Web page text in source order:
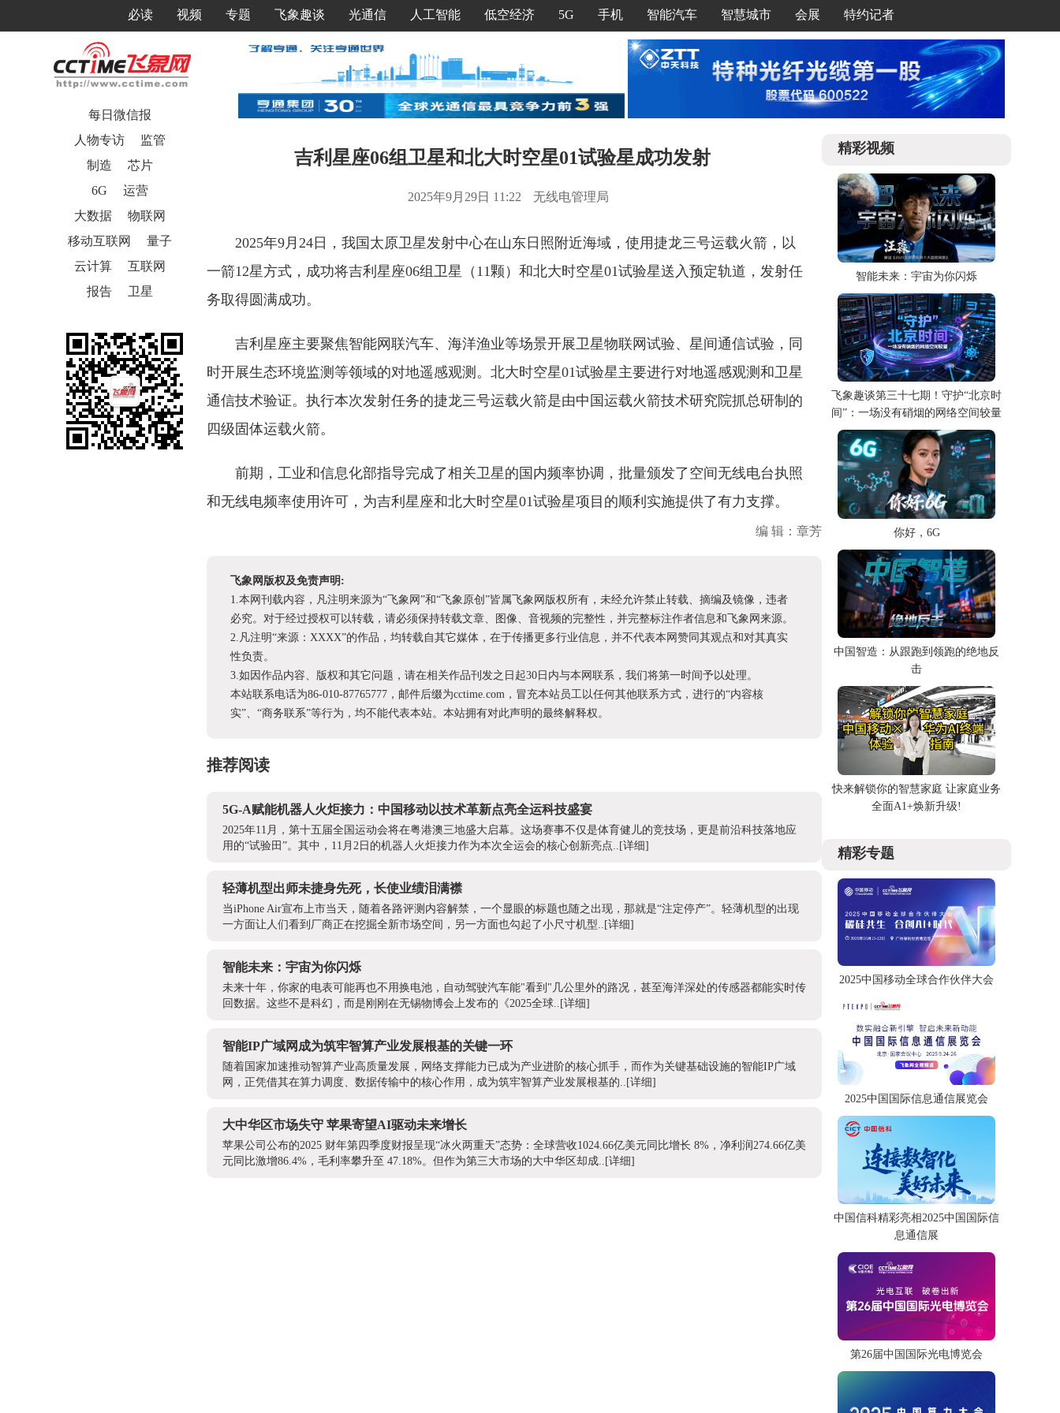
必读 视频 专题 飞象趣谈 光通信 人工智能 低空经济 5G 手机 智能汽车 智慧城市 会展 特约记者
每日微信报
人物专访
监管
制造
芯片
6G
运营
大数据
物联网
移动互联网
量子
云计算
互联网
报告
卫星
吉利星座06组卫星和北大时空星01试验星成功发射
2025年9月29日 11:22 无线电管理局
2025年9月24日，我国太原卫星发射中心在山东日照附近海域，使用捷龙三号运载火箭，以
一箭12星方式，成功将吉利星座06组卫星（11颗）和北大时空星01试验星送入预定轨道，发射任
务取得圆满成功。
吉利星座主要聚焦智能网联汽车、海洋渔业等场景开展卫星物联网试验、星间通信试验，同
时开展生态环境监测等领域的对地遥感观测。北大时空星01试验星主要进行对地遥感观测和卫星
通信技术验证。执行本次发射任务的捷龙三号运载火箭是由中国运载火箭技术研究院抓总研制的
四级固体运载火箭。
前期，工业和信息化部指导完成了相关卫星的国内频率协调，批量颁发了空间无线电台执照
和无线电频率使用许可，为吉利星座和北大时空星01试验星项目的顺利实施提供了有力支撑。
编 辑：章芳
飞象网版权及免责声明:
1.本网刊载内容，凡注明来源为“飞象网”和“飞象原创”皆属飞象网版权所有，未经允许禁止转载、摘编及镜像，违者
必究。对于经过授权可以转载，请必须保持转载文章、图像、音视频的完整性，并完整标注作者信息和飞象网来源。
2.凡注明“来源：XXXX”的作品，均转载自其它媒体，在于传播更多行业信息，并不代表本网赞同其观点和对其真实
性负责。
3.如因作品内容、版权和其它问题，请在相关作品刊发之日起30日内与本网联系，我们将第一时间予以处理。
本站联系电话为86-010-87765777，邮件后缀为cctime.com，冒充本站员工以任何其他联系方式，进行的“内容核
实”、“商务联系”等行为，均不能代表本站。本站拥有对此声明的最终解释权。
推荐阅读
5G-A赋能机器人火炬接力：中国移动以技术革新点亮全运科技盛宴
2025年11月，第十五届全国运动会将在粤港澳三地盛大启幕。这场赛事不仅是体育健儿的竞技场，更是前沿科技落地应
用的“试验田”。其中，11月2日的机器人火炬接力作为本次全运会的核心创新亮点.. [详细]
轻薄机型出师未捷身先死，长使业绩泪满襟
当iPhone Air宣布上市当天，随着各路评测内容解禁，一个显眼的标题也随之出现，那就是“注定停产”。轻薄机型的出现
一方面让人们看到厂商正在挖掘全新市场空间，另一方面也勾起了小尺寸机型.. [详细]
智能未来：宇宙为你闪烁
未来十年，你家的电表可能再也不用换电池，自动驾驶汽车能"看到"几公里外的路况，甚至海洋深处的传感器都能实时传
回数据。这些不是科幻，而是刚刚在无锡物博会上发布的《2025全球.. [详细]
智能IP广域网成为筑牢智算产业发展根基的关键一环
随着国家加速推动智算产业高质量发展，网络支撑能力已成为产业进阶的核心抓手，而作为关键基础设施的智能IP广域
网，正凭借其在算力调度、数据传输中的核心作用，成为筑牢智算产业发展根基的.. [详细]
大中华区市场失守 苹果寄望AI驱动未来增长
苹果公司公布的2025 财年第四季度财报呈现“冰火两重天”态势：全球营收1024.66亿美元同比增长 8%，净利润274.66亿美
元同比激增86.4%，毛利率攀升至 47.18%。但作为第三大市场的大中华区却成.. [详细]
精彩视频
智能未来：宇宙为你闪烁
飞象趣谈第三十七期！守护“北京时
间”：一场没有硝烟的网络空间较量
你好，6G
中国智造：从跟跑到领跑的绝地反
击
快来解锁你的智慧家庭 让家庭业务
全面A1+焕新升级!
精彩专题
2025中国移动全球合作伙伴大会
2025中国国际信息通信展览会
中国信科精彩亮相2025中国国际信
息通信展
第26届中国国际光电博览会